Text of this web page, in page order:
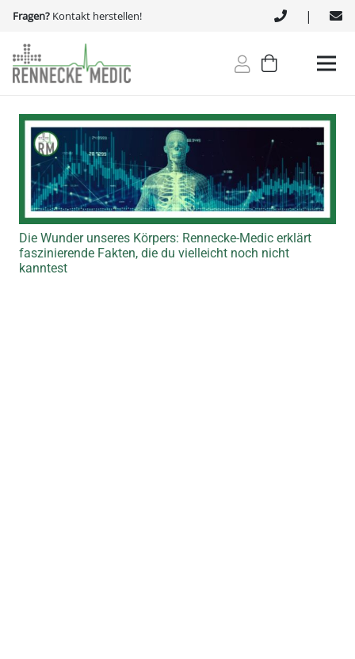
Fragen? Kontakt herstellen! |
Die Wunder unseres Körpers: Rennecke-Medic erklärt
faszinierende Fakten, die du vielleicht noch nicht
kanntest